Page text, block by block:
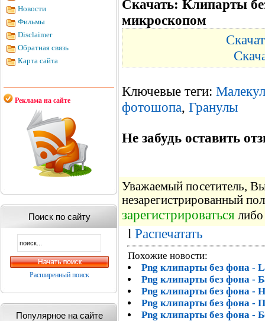
Новости
Фильмы
Disclaimer
Обратная связь
Карта сайта
Реклама на сайте
Поиск по сайту
Расширенный поиск
Популярное на сайте
Скачать: Клипарты
микроскопом
Ключевые теги:
фотошопа, Гранулы
Не забудь оставить
Уважаемый посетитель,
незарегистрированный
зарегистрироваться
l Распечатать
Похожие новости:
Png клипарты без фона -
Png клипарты без фона -
Png клипарты без фона -
Png клипарты без фона -
Png клипарты без фона -